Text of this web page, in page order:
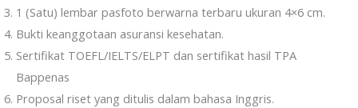
1 (Satu) lembar pasfoto berwarna terbaru ukuran 4×6 cm.
Bukti keanggotaan asuransi kesehatan.
Sertifikat TOEFL/IELTS/ELPT dan sertifikat hasil TPA
Bappenas
Proposal riset yang ditulis dalam bahasa Inggris.